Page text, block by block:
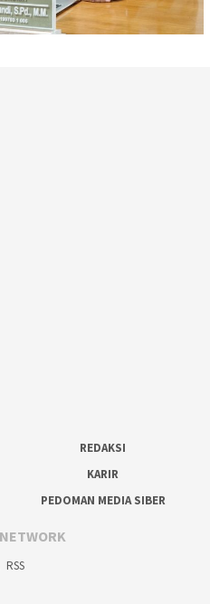
REDAKSI
KARIR
PEDOMAN MEDIA SIBER
RSS